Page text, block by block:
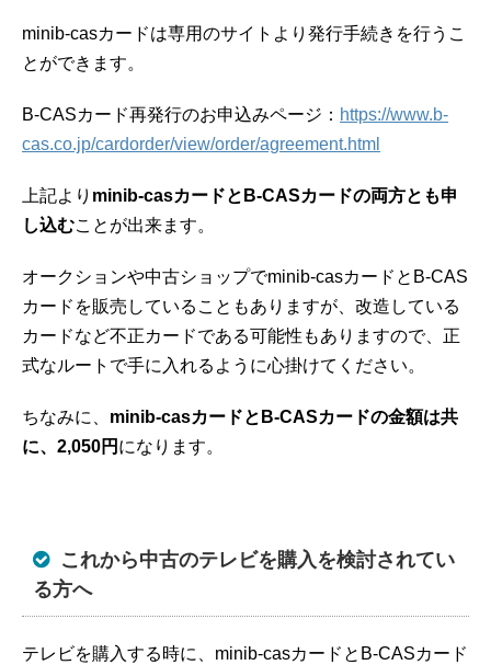
minib-casカードは専用のサイトより発行手続きを行うこ
とができます。
B-CASカード再発行のお申込みページ： https://www.b-
cas.co.jp/cardorder/view/order/agreement.html
上記より minib-casカードとB-CASカードの両方とも申
し込むことが出来ます。
オークションや中古ショップでminib-casカードとB-CAS
カードを販売していることもありますが、改造している
カードなど不正カードである可能性もありますので、正
式なルートで手に入れるように心掛けてください。
ちなみに、 minib-casカードとB-CASカードの金額は共
に、2,050円 になります。
これから中古のテレビを購入を検討されてい
る方へ
テレビを購入する時に、minib-casカードとB-CASカード